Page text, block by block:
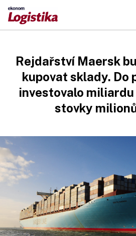
Rejdařství Maersk
kupovat sklady. Do
investovalo
stovky